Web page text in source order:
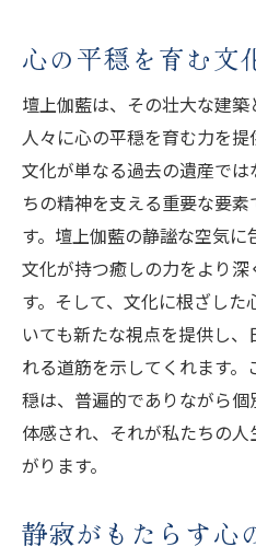
心の平穏を育む文
壇上伽藍は、その壮大な建
人々に心の平穏を育む力を提
文化が単なる過去の遺産で
ちの精神を支える重要な要
す。壇上伽藍の静謐な空気
文化が持つ癒しの力をより
す。そして、文化に根ざし
いても新たな視点を提供し
れる道筋を示してくれます
穏は、普遍的でありながら個
体感され、それが私たちの
がります。
静寂がもたらす心